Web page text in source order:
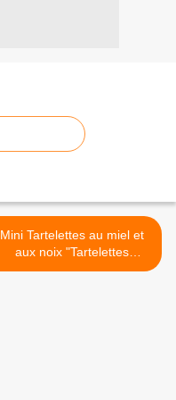
Mini Tartelettes au miel et
aux noix "Tartelettes
Maaselin" >